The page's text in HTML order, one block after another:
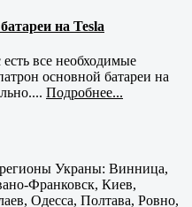
на Tesla
все необходимые
основной батареи на
Подробнее...
Украны: Винница,
Франковск, Киев,
Одесса, Полтава, Ровно,